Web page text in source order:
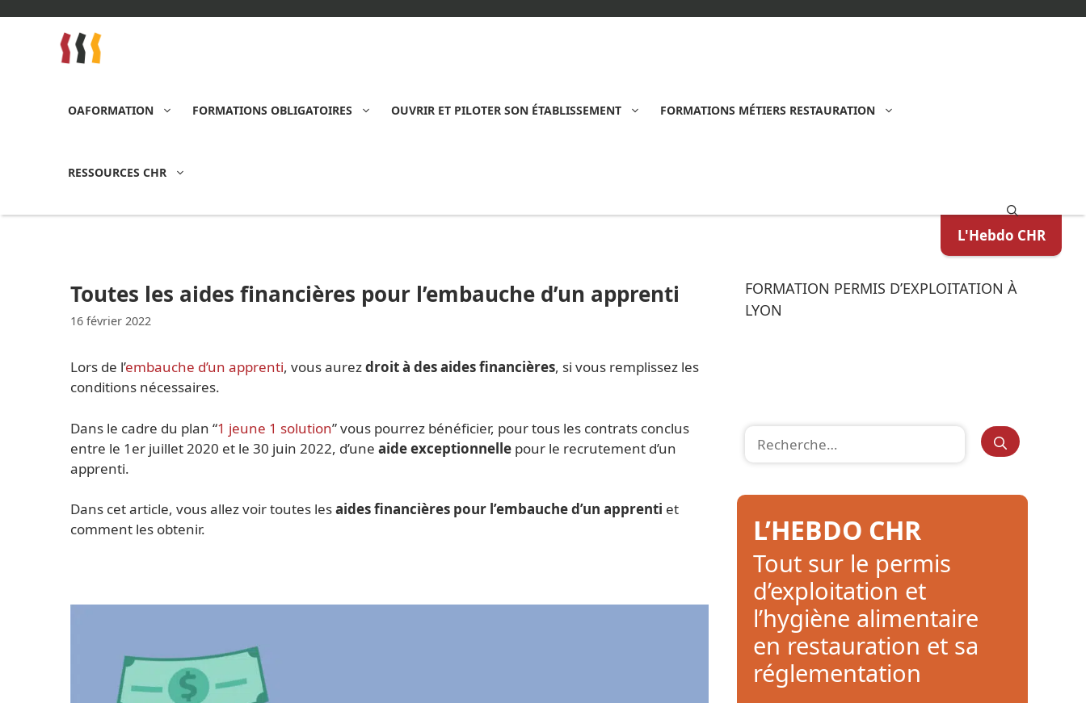
OAFORMATION FORMATIONS OBLIGATOIRES OUVRIR ET PILOTER SON ÉTABLISSEMENT FORMATIONS MÉTIERS RESTAURATION
RESSOURCES CHR
L'Hebdo CHR
Toutes les aides financières pour l’embauche d’un apprenti
16 février 2022
Lors de l’embauche d’un apprenti, vous aurezdroit à des aides financières, si vous remplissez les
conditions nécessaires.
Dans le cadre du plan “1 jeune 1 solution” vous pourrez bénéficier, pour tous les contrats conclus
entre le 1er juillet 2020 et le 30 juin 2022, d’une aide exceptionnelle pour le recrutement d’un
apprenti.
Dans cet article, vous allez voir toutes lesaides financières pour l’embauche d’un apprenti et
comment les obtenir.
FORMATION PERMIS D’EXPLOITATION À
LYON
L’HEBDO CHR
Tout sur le permis
d’exploitation et
l’hygiène alimentaire
en restauration et sa
réglementation